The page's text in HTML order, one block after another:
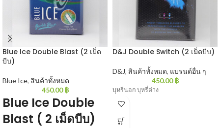
Blue Ice Double Blast (2 เม็ด
บีบ)
Blue Ice, สินค้าทั้งหมด
450.00฿
Blue Ice Double
Blast ( 2 เม็ดบีบ)
D&J Double Switch (2 เม็ดบีบ)
D&J, สินค้าทั้งหมด, แบรนด์อื่น ๆ
450.00฿
บุหรี่นอก บุหรี่ต่าง